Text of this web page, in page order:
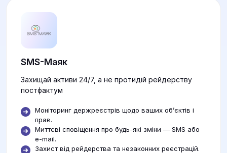
SMS-Маяк
Захищай активи 24/7, а не протидій рейдерству
постфактум
Моніторинг держреєстрів щодо ваших об’єктів і
прав.
Миттєві сповіщення про будь-які зміни — SMS або
e-mail.
Захист від рейдерства та незаконних реєстрацій.